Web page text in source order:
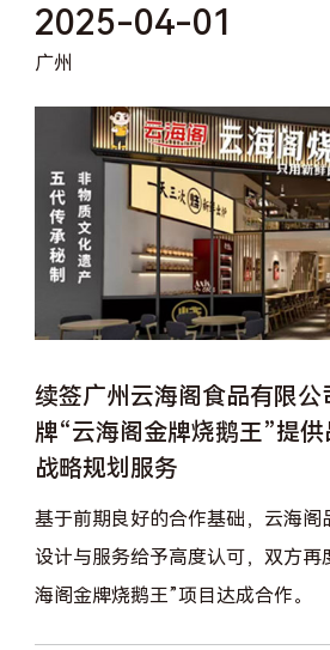
2025-04-01
广州
续签广州云海阁食品有限公
牌“云海阁金牌烧鹅王”提
战略规划服务
基于前期良好的合作基础，云海阁
设计与服务给予高度认可，双方再
海阁金牌烧鹅王”项目达成合作。